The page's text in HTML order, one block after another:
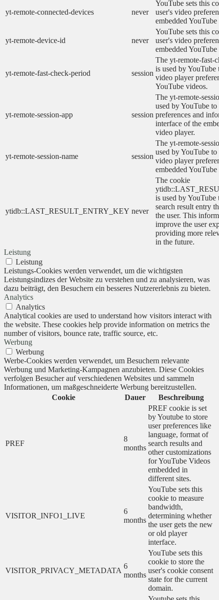
yt-remote-connected-devices never
YouTube sets this
user's video
embedded
yt-remote-device-id never
YouTube sets this
user's video
embedded
yt-remote-fast-check-period session
The yt-remote-fast-
is used by YouTube
video player
YouTube videos.
yt-remote-session-app session
The yt-remote-
used by YouTube to
preferences and
interface of the
video player.
yt-remote-session-name session
The yt-remote-
used by YouTube to
video player
embedded
ytidb::LAST_RESULT_ENTRY_KEY never
The cookie
is used by YouTube
search result entry
the user. This
improve the user
providing more
in the future.
Leistung
Leistung
Leistungs-Cookies werden verwendet, um die wichtigsten
Leistungsindizes der Website zu verstehen und zu analysieren, was
dazu beiträgt, den Besuchern ein besseres Nutzererlebnis zu bieten.
Analytics
Analytics
Analytical cookies are used to understand how visitors interact with
the website. These cookies help provide information on metrics the
number of visitors, bounce rate, traffic source, etc.
Werbung
Werbung
Werbe-Cookies werden verwendet, um Besuchern relevante
Werbung und Marketing-Kampagnen anzubieten. Diese Cookies
verfolgen Besucher auf verschiedenen Websites und sammeln
Informationen, um maßgeschneiderte Werbung bereitzustellen.
Cookie
Dauer Beschreibung
PREF
8
months
PREF cookie is set
by Youtube to store
user preferences like
language, format of
search results and
other customizations
for YouTube Videos
embedded in
different sites.
VISITOR_INFO1_LIVE
6
months
YouTube sets this
cookie to measure
bandwidth,
determining whether
the user gets the new
or old player
interface.
VISITOR_PRIVACY_METADATA
6
months
YouTube sets this
cookie to store the
user's cookie consent
state for the current
domain.